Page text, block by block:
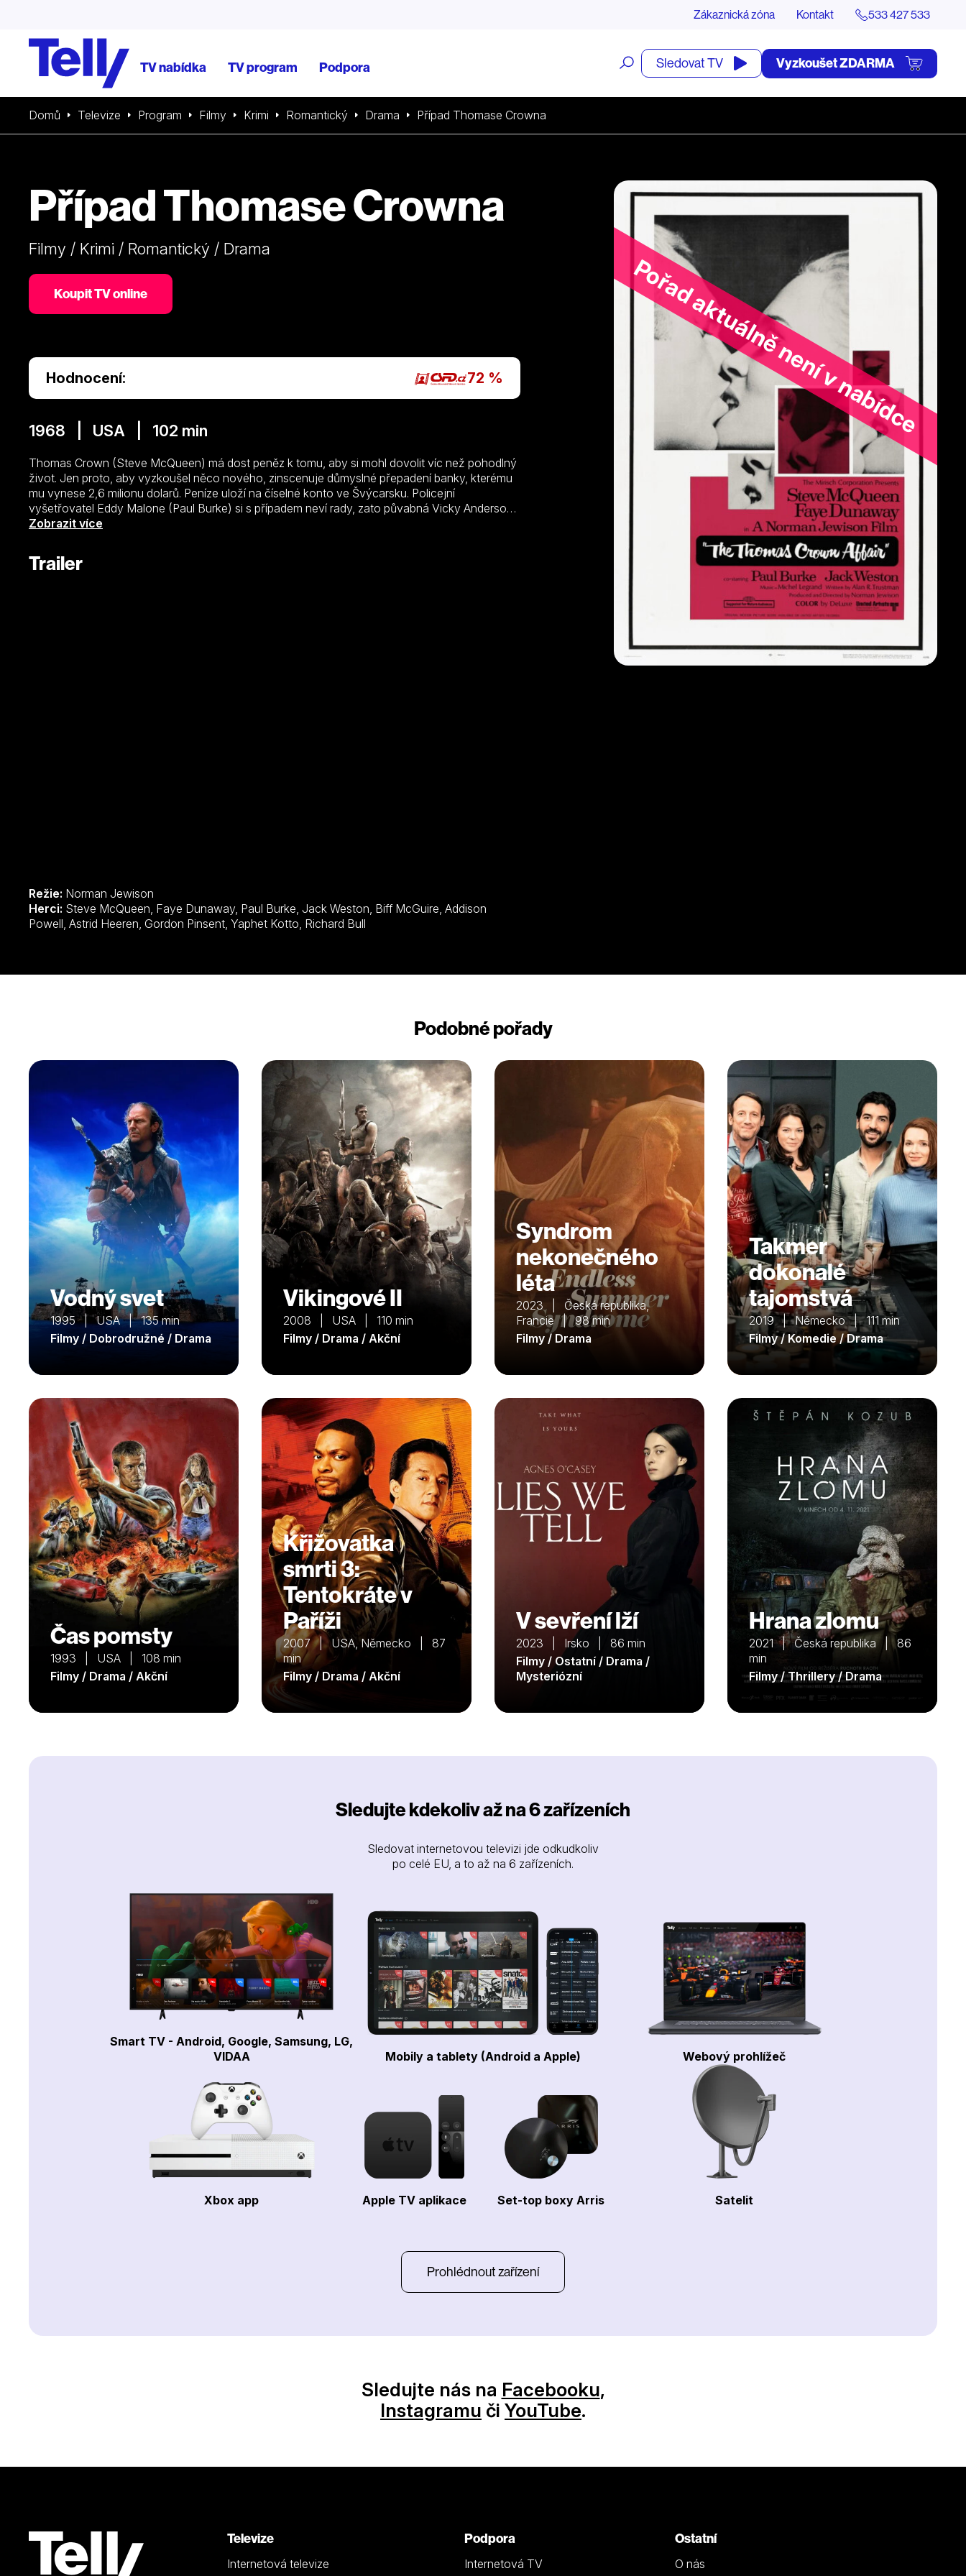
Zákaznická zóna Kontakt 533 427 533
TV nabídka TV program Podpora
Otevřít
vyhledávání
Sledovat TV Vyzkoušet ZDARMA
Domů Televize Program Filmy Krimi Romantický Drama Případ Thomase Crowna
Pořad aktuálně není v nabídce
Případ Thomase Crowna
Filmy / Krimi / Romantický / Drama
Koupit TV online
Hodnocení: 72 %
1968 | USA | 102 min
Thomas Crown (Steve McQueen) má dost peněz k tomu, aby si mohl dovolit víc než pohodlný
život. Jen proto, aby vyzkoušel něco nového, zinscenuje důmyslné přepadení banky, kterému
mu vynese 2,6 milionu dolarů. Peníze uloží na číselné konto ve Švýcarsku. Policejní
vyšetřovatel Eddy Malone (Paul Burke) si s případem neví rady, zato půvabná Vicky Anderson
Zobrazit více
Trailer
Režie: Norman Jewison
Herci:
Powell, Astrid Heeren, Gordon Pinsent, Yaphet Kotto, Richard Bull
Podobné pořady
Vodný svet
1995 | USA | 135 min
Filmy / Dobrodružné / Drama
Vikingové II
2008 | USA | 110 min
Filmy / Drama / Akční
Syndrom
nekonečného
léta
2023 | Česká republika,
Francie | 98 min
Filmy / Drama
Takmer
dokonalé
tajomstvá
2019 | Německo | 111 min
Filmy / Komedie / Drama
Čas pomsty
1993 | USA | 108 min
Filmy / Drama / Akční
Křižovatka
smrti 3:
Tentokráte v
Paříži
2007 | USA, Německo | 87
min
Filmy / Drama / Akční
V sevření lží
2023 | Irsko | 86 min
Filmy / Ostatní / Drama /
Mysteriózní
Hrana zlomu
2021 | Česká republika | 86
min
Filmy / Thrillery / Drama
Sledujte kdekoliv až na 6 zařízeních
Sledovat internetovou televizi jde odkudkoliv
po celé EU, a to až na 6 zařízeních.
Smart TV - Android, Google, Samsung, LG,
VIDAA
Mobily a tablety (Android a Apple) Webový prohlížeč
Xbox app Apple TV aplikace Set-top boxy Arris Satelit
Prohlédnout zařízení
Sledujte nás na Facebooku,
Instagramu či YouTube.
Televize
Internetová televize
Podpora
Internetová TV
Ostatní
O nás